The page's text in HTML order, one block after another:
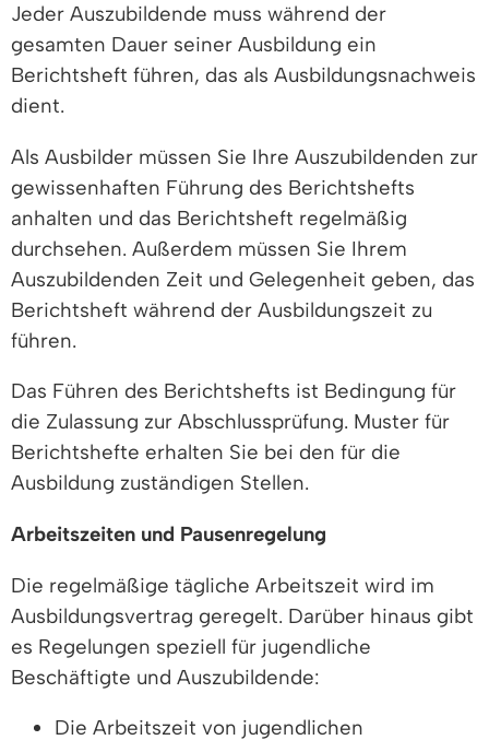
Jeder Auszubildende muss während der
gesamten Dauer seiner Ausbildung ein
Berichtsheft führen, das als Ausbildungsnachweis
dient.
Als Ausbilder müssen Sie Ihre Auszubildenden zur
gewissenhaften Führung des Berichtshefts
anhalten und das Berichtsheft regelmäßig
durchsehen. Außerdem müssen Sie Ihrem
Auszubildenden Zeit und Gelegenheit geben, das
Berichtsheft während der Ausbildungszeit zu
führen.
Das Führen des Berichtshefts ist Bedingung für
die Zulassung zur Abschlussprüfung. Muster für
Berichtshefte erhalten Sie bei den für die
Ausbildung zuständigen Stellen.
Arbeitszeiten und Pausenregelung
Die regelmäßige tägliche Arbeitszeit wird im
Ausbildungsvertrag geregelt. Darüber hinaus gibt
es Regelungen speziell für jugendliche
Beschäftigte und Auszubildende:
Die Arbeitszeit von jugendlichen